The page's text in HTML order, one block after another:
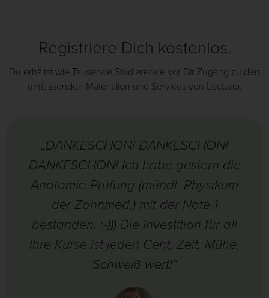
Registriere Dich kostenlos.
Du erhältst wie Tausende Studierende vor Dir Zugang zu den
umfassenden Materialien und Services von Lecturio.
„DANKESCHÖN! DANKESCHÖN!
DANKESCHÖN! Ich habe gestern die
Anatomie-Prüfung (mündl. Physikum
der Zahnmed.) mit der Note 1
bestanden. :-))) Die Investition für all
Ihre Kurse ist jeden Cent, Zeit, Mühe,
Schweiß wert!“